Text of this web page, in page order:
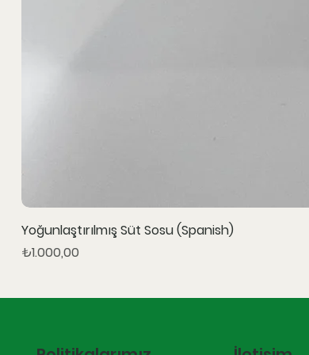
Yoğunlaştırılmış Süt Sosu (Spanish)
Fiyat
₺1.000,00